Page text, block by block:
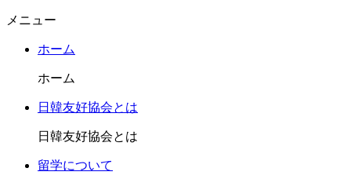
メニュー
ホーム
ホーム
日韓友好協会とは
日韓友好協会とは
留学について